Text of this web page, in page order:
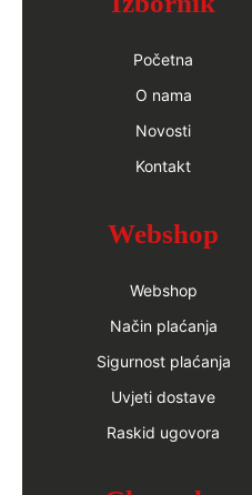
Početna
O nama
Novosti
Kontakt
Webshop
Webshop
Način plaćanja
Sigurnost plaćanja
Uvjeti dostave
Raskid ugovora